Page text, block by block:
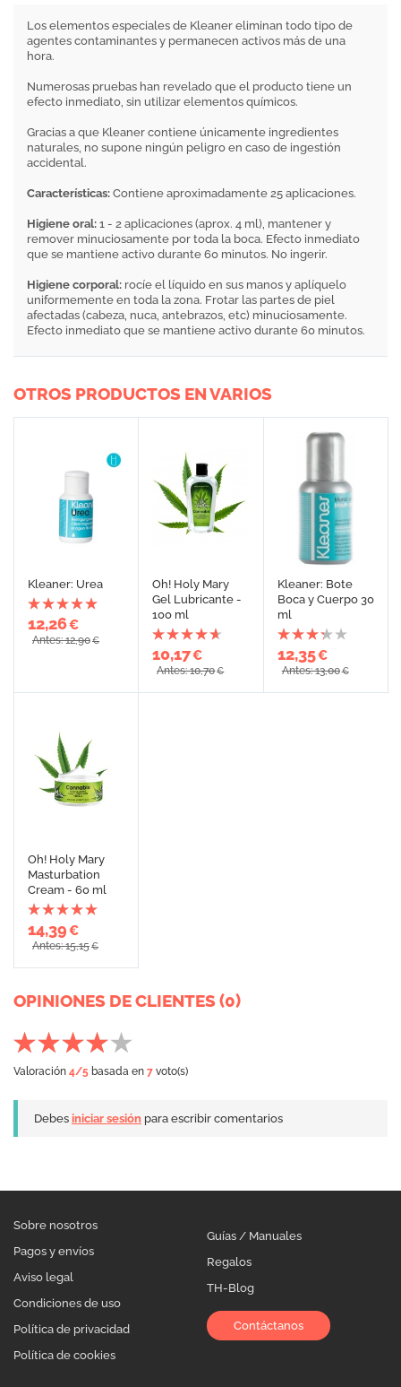
Los elementos especiales de Kleaner eliminan todo tipo de
agentes contaminantes y permanecen activos más de una
hora.
Numerosas pruebas han revelado que el producto tiene un
efecto inmediato, sin utilizar elementos químicos.
Gracias a que Kleaner contiene únicamente ingredientes
naturales, no supone ningún peligro en caso de ingestión
accidental.
Características: Contiene aproximadamente 25 aplicaciones.
Higiene oral: 1 - 2 aplicaciones (aprox. 4 ml), mantener y
remover minuciosamente por toda la boca. Efecto inmediato
que se mantiene activo durante 60 minutos. No ingerir.
Higiene corporal: rocíe el líquido en sus manos y aplíquelo
uniformemente en toda la zona. Frotar las partes de piel
afectadas (cabeza, nuca, antebrazos, etc) minuciosamente.
Efecto inmediato que se mantiene activo durante 60 minutos.
OTROS PRODUCTOS EN VARIOS
Kleaner: Urea
12,26€
Antes: 12,90€
Oh! Holy Mary
Gel Lubricante -
100 ml
10,17€
Antes: 10,70€
Kleaner: Bote
Boca y Cuerpo 30
ml
12,35€
Antes: 13,00€
Oh! Holy Mary
Masturbation
Cream - 60 ml
14,39€
Antes: 15,15€
OPINIONES DE CLIENTES (0)
Valoración 4/5 basada en 7 voto(s)
Debes iniciar sesión para escribir comentarios
Sobre nosotros
Pagos y envíos
Aviso legal
Condiciones de uso
Política de privacidad
Política de cookies
Guías / Manuales
Regalos
TH-Blog
Contáctanos